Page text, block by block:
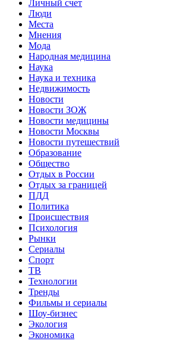
Личный счет
Люди
Места
Мнения
Мода
Народная медицина
Наука
Наука и техника
Недвижимость
Новости
Новости ЗОЖ
Новости медицины
Новости Москвы
Новости путешествий
Образование
Общество
Отдых в России
Отдых за границей
ПДД
Политика
Происшествия
Психология
Рынки
Сериалы
Спорт
ТВ
Технологии
Тренды
Фильмы и сериалы
Шоу-бизнес
Экология
Экономика